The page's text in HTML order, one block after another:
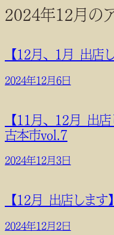
2024年12月の
【12月、1月_出店
2024年12月6日
【11月、12月_出
古本市vol.7
2024年12月3日
【12月_出店しま
2024年12月2日